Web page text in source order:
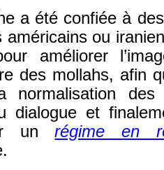
a été confiée à
américains ou
améliorer
des mollahs, afin
normalisation des
dialogue et
unrégime en